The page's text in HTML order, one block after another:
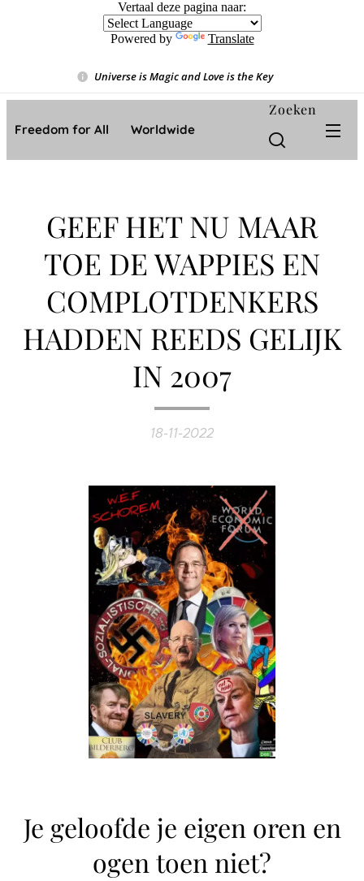
Vertaal deze pagina naar:
Powered by Translate
Universe is Magic and Love is the Key❤️
Freedom for All ❤️ Worldwide
Zoeken
GEEF HET NU MAAR
TOE DE WAPPIES EN
COMPLOTDENKERS
HADDEN REEDS GELIJK
IN 2007
18-11-2022
Je geloofde je eigen oren en
ogen toen niet?